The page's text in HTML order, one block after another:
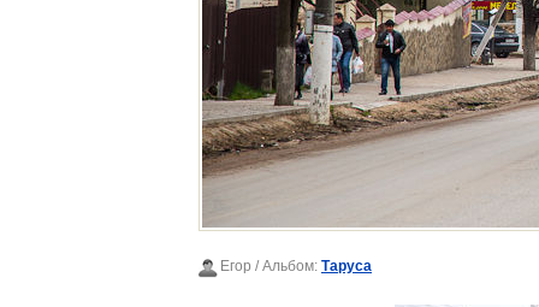
Егор / Альбом: Таруса